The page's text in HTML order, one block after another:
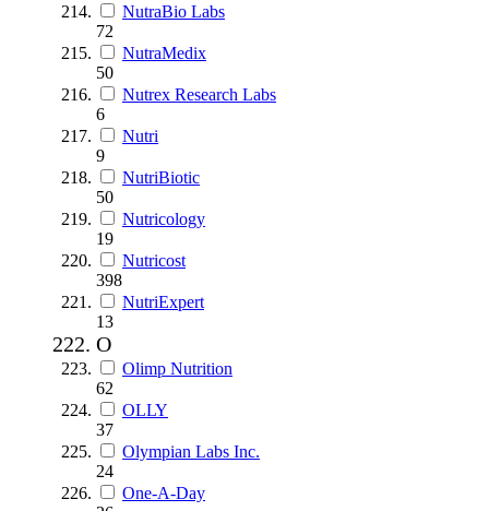
NutraBio Labs
72
NutraMedix
50
Nutrex Research Labs
6
Nutri
9
NutriBiotic
50
Nutricology
19
Nutricost
398
NutriExpert
13
O
Olimp Nutrition
62
OLLY
37
Olympian Labs Inc.
24
One-A-Day